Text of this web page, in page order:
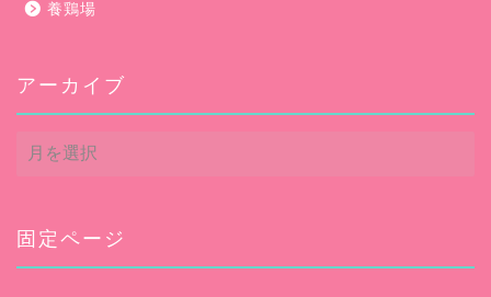
養鶏場
アーカイブ
ア
ー
ブ
固定ページ